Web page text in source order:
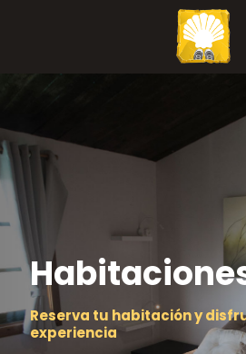
Reserva tu habitación y
experiencia